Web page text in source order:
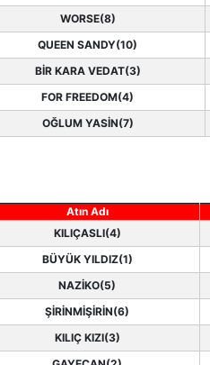
WORSE(8)
QUEEN SANDY(10)
BİR KARA VEDAT(3)
FOR FREEDOM(4)
OĞLUM YASİN(7)
Atın Adı
KILIÇASLI(4)
BÜYÜK YILDIZ(1)
NAZİKO(5)
ŞİRİNMİŞİRİN(6)
KILIÇ KIZI(3)